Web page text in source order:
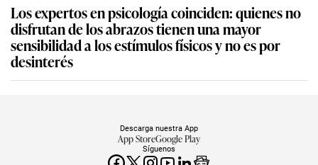
Los expertos en psicología coinciden: quienes no
disfrutan de los abrazos tienen una mayor
sensibilidad a los estímulos físicos y no es por
desinterés
Síguenos
Descarga nuestra App
App StoreGoogle Play